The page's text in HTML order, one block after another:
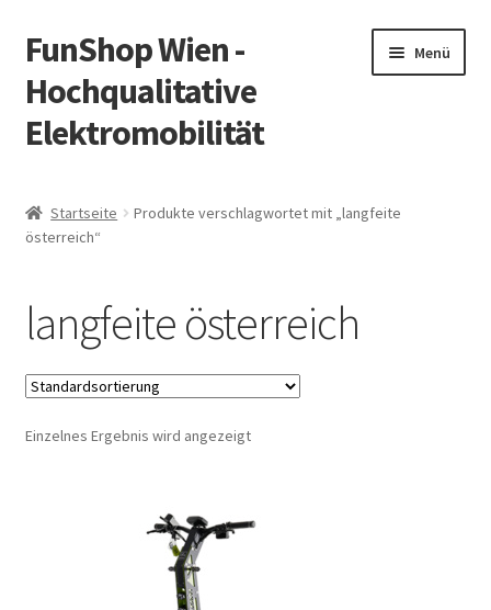
Zur
Navigation
springen
Zum
Inhalt
springen
FunShop Wien -
Hochqualitative
Elektromobilität
Menü
Informationen zur Rechtslage in Österreich
Über FunShop
Startseite
Produkte verschlagwortet mit „langfeite
österreich“
langfeite österreich
Einzelnes Ergebnis wird angezeigt